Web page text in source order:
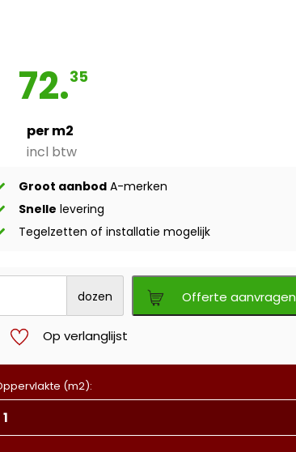
72.35
per m2
incl btw
Groot aanbod A-merken
Snelle levering
Tegelzetten of installatie mogelijk
dozen Offerte aanvragen
Op verlanglijst
(m2):